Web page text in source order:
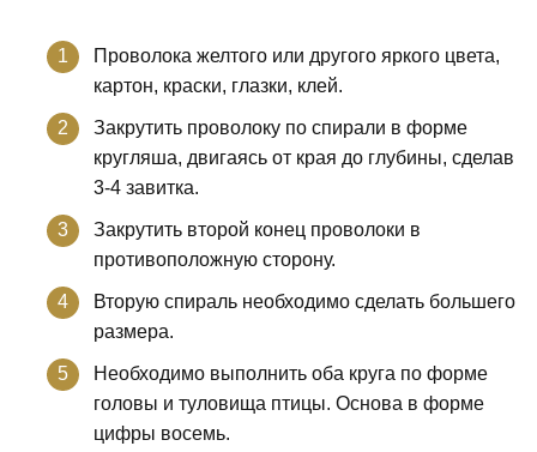
Проволока желтого или другого яркого цвета,
картон, краски, глазки, клей.
Закрутить проволоку по спирали в форме
кругляша, двигаясь от края до глубины, сделав
3-4 завитка.
Закрутить второй конец проволоки в
противоположную сторону.
Вторую спираль необходимо сделать большего
размера.
Необходимо выполнить оба круга по форме
головы и туловища птицы. Основа в форме
цифры восемь.